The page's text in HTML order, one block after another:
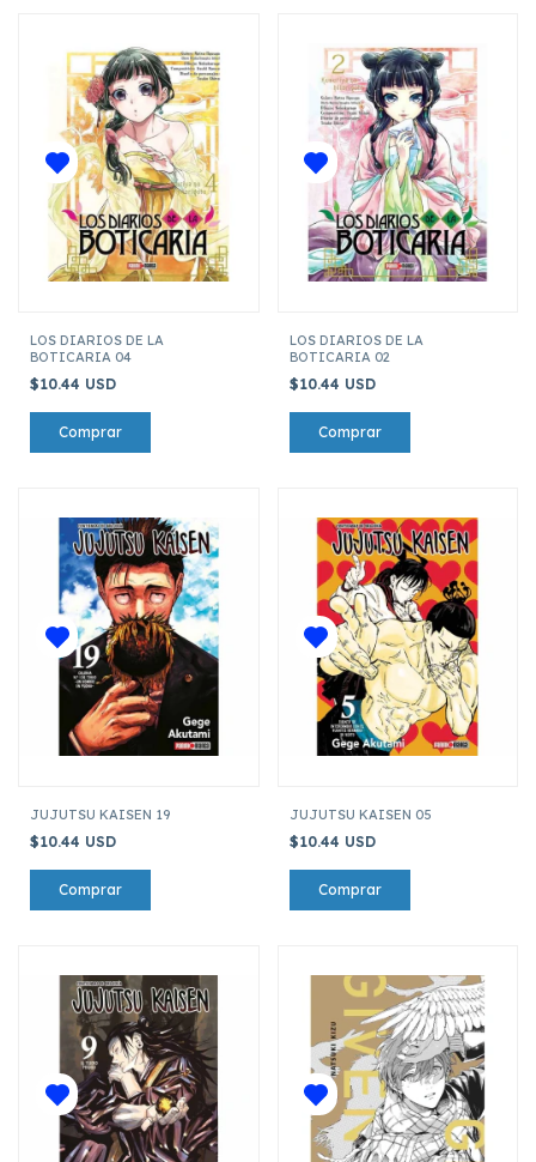
LOS DIARIOS DE LA
BOTICARIA 04
$10.44 USD
LOS DIARIOS DE LA
BOTICARIA 02
$10.44 USD
JUJUTSU KAISEN 19
$10.44 USD
JUJUTSU KAISEN 05
$10.44 USD